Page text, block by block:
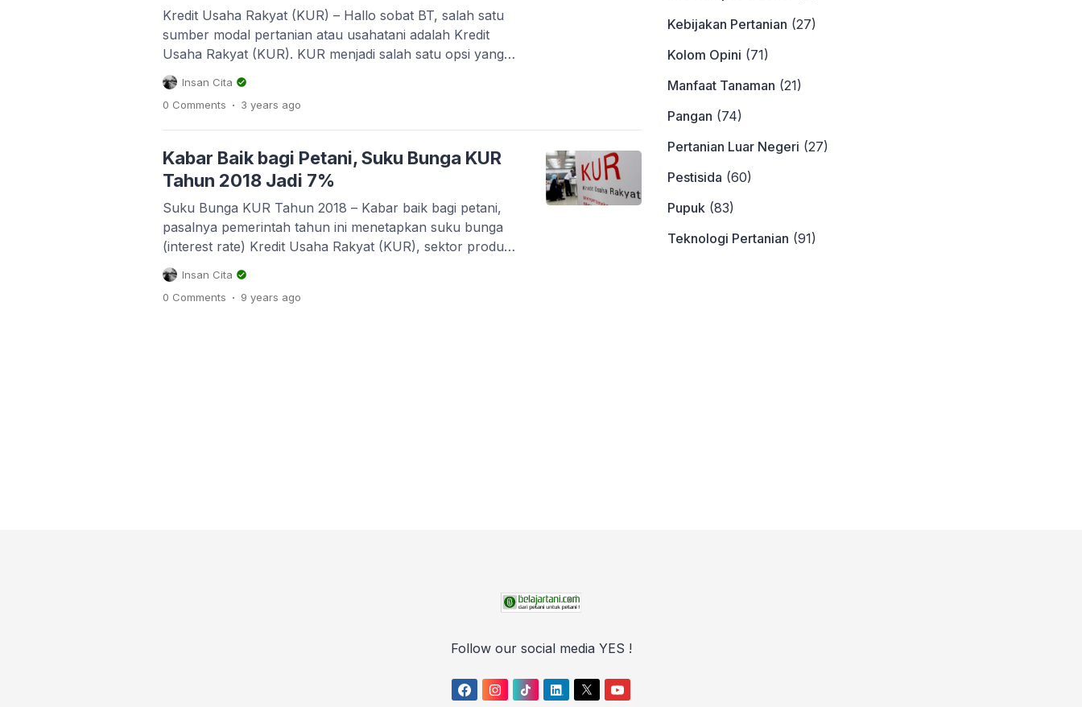
Kredit Usaha Rakyat (KUR) – Hallo sobat BT, salah satu
sumber modal pertanian atau usahatani adalah Kredit
Usaha Rakyat (KUR). KUR menjadi salah satu opsi yang
banyak digunakan petani untuk memulai usahatani atau
mengembangkan usahatani yang sudah berjalan. Kredit
Usaha Rakyat atau disingkat KUR itu apa sih ? Mungkin
masih ada sebagian dari masyarakat atau […]
Insan Cita
0 Comments . 3 years ago
Kabar Baik bagi Petani, Suku Bunga KUR
Tahun 2018 Jadi 7%
Suku Bunga KUR Tahun 2018 – Kabar baik bagi petani,
pasalnya pemerintah tahun ini menetapkan suku bunga
(interest rate) Kredit Usaha Rakyat (KUR), sektor produksi
seperti pengolahan, perikanan, dan pertanian turun dari
9% menjadi 7%. Ketetapan ini berlaku sejak awal tahun
2018 ini. Pemerintah melalui Menko Bidang
Insan Cita
0 Comments . 9 years ago
Kebijakan Pertanian (27)
Kolom Opini (71)
Manfaat Tanaman (21)
Pangan (74)
Pertanian Luar Negeri (27)
Pestisida (60)
Pupuk(83)
Teknologi Pertanian (91)
Follow our social media YES !